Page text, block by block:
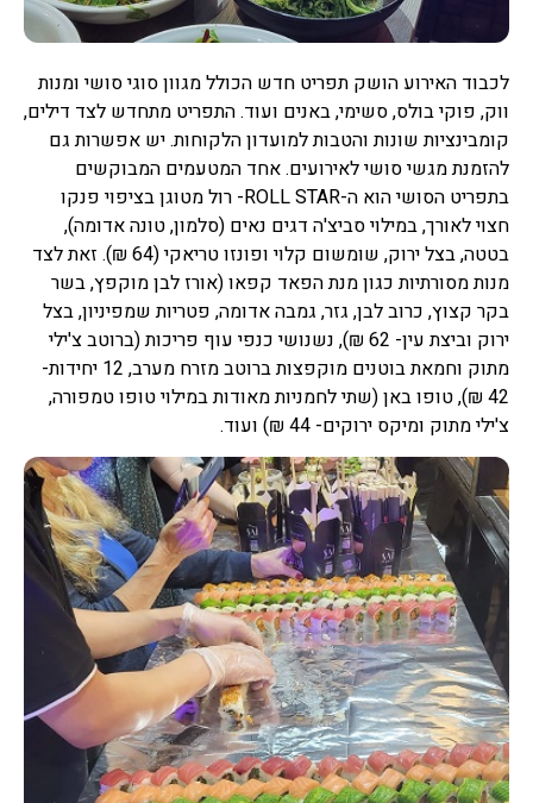
לכבוד האירוע הושק תפריט חדש הכולל מגוון סוגי סושי ומנות
ווק, פוקי בולס, סשימי, באנים ועוד. התפריט מתחדש לצד דילים,
קומבינציות שונות והטבות למועדון הלקוחות. יש אפשרות גם
להזמנת מגשי סושי לאירועים. אחד המטעמים המבוקשים
בתפריט הסושי הוא ה-ROLL STAR- רול מטוגן בציפוי פנקו
חצוי לאורך, במילוי סביצ'ה דגים נאים (סלמון, טונה אדומה),
בטטה, בצל ירוק, שומשום קלוי ופונזו טריאקי (64 ₪). זאת לצד
מנות מסורתיות כגון מנת הפאד קפאו (אורז לבן מוקפץ, בשר
בקר קצוץ, כרוב לבן, גזר, גמבה אדומה, פטריות שמפיניון, בצל
ירוק וביצת עין- 62 ₪), נשנושי כנפי עוף פריכות (ברוטב צ'ילי
מתוק וחמאת בוטנים מוקפצות ברוטב מזרח מערב, 12 יחידות-
42 ₪), טופו באן (שתי לחמניות מאודות במילוי טופו טמפורה,
צ'ילי מתוק ומיקס ירוקים- 44 ₪) ועוד.